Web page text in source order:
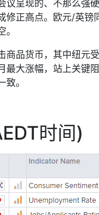
议呈现的、不那么强
修正高点。欧元/英镑
商品货币，其中纽元
最大涨幅，站上关键
。
时间)